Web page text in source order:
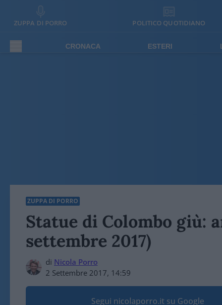
ZUPPA DI PORRO POLITICO QUOTIDIANO
CRONACA ESTERI
ZUPPA DI PORRO
Statue di Colombo giù:
settembre 2017)
di Nicola Porro
2 Settembre 2017, 14:59
Segui nicolaporro.it su Google